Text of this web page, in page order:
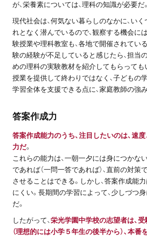
プロ教師が届
公式LINE＠
0120-
受付:9:30～21:30(定休:日曜
無料体験授業とは
が、栄養素については、理科の知識が必要だ。
現代社会は、何気ない暮らしのなかに、い
れとなく潜んでいるので、観察する機会に
験授業や理科教室も、各地で開催されてい
験の経験が不足していると感じたら、担当
めの理科の実験教材を紹介してもらっても
授業を提供して終わりではなく、子どもの
学習全体を支援できる点に、家庭教師の強み
答案作成力
答案作成能力のうち、注目したいのは、速
力だ。
これらの能力は、一朝一夕には身につかな
であれば（一問一答であれば）、直前の対策
させることはできる。しかし、答案作成能
にくい。長期間の学習によって、少しづつ
だ。
したがって、栄光学園中学校の志望者は、
（理想的には小学５年生の後半から）、本